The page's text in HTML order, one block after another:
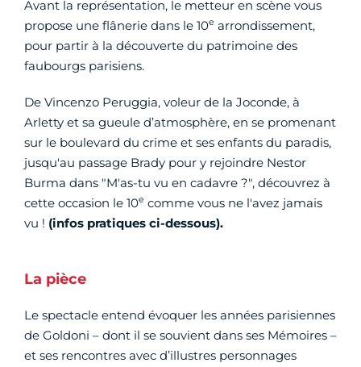
Avant la représentation, le metteur en scène vous
propose une flânerie dans le 10e arrondissement,
pour partir à la découverte du patrimoine des
faubourgs parisiens.
De Vincenzo Peruggia, voleur de la Joconde, à
Arletty et sa gueule d’atmosphère, en se promenant
sur le boulevard du crime et ses enfants du paradis,
jusqu'au passage Brady pour y rejoindre Nestor
Burma dans "M'as-tu vu en cadavre ?", découvrez à
cette occasion le 10e comme vous ne l'avez jamais
vu ! (infos pratiques ci-dessous).
La pièce
Le spectacle entend évoquer les années parisiennes
de Goldoni – dont il se souvient dans ses Mémoires –
et ses rencontres avec d’illustres personnages